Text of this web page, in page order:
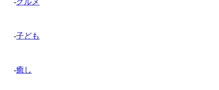
-子ども
-癒し